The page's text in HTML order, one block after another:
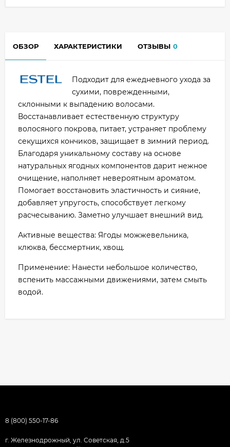
ОБЗОР ХАРАКТЕРИСТИКИ ОТЗЫВЫ 0
Подходит для ежедневного ухода за
сухими, поврежденными,
склонными к выпадению волосами.
Восстанавливает естественную структуру
волосяного покрова, питает, устраняет проблему
секущихся кончиков, защищает в зимний период.
Благодаря уникальному составу на основе
натуральных ягодных компонентов дарит нежное
очищение, наполняет невероятным ароматом.
Помогает восстановить эластичность и сияние,
добавляет упругость, способствует легкому
расчесыванию. Заметно улучшает внешний вид.
Активные вещества: Ягоды можжевельника,
клюква, бессмертник, хвощ.
Применение: Нанести небольшое количество,
вспенить массажными движениями, затем смыть
водой.
8 (800) 550-17-86
г. Железнодрожный, ул. Советская, д.5